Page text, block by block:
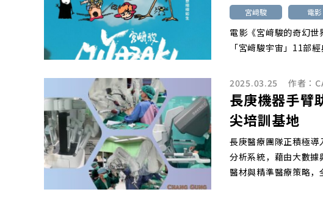
宮﨑駿 電影
電影《宮﨑駿的奇幻
「宮﨑駿宇宙」11部
2025.03.25 作者：
長庚機器手
尖培訓基地
長庚醫療團隊正積極
分析系統，藉由大數
醫材與精準醫療策略，